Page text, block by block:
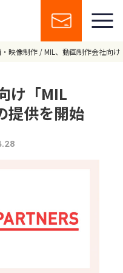
映像制作 MIL、動画制作会社向
け「MIL
提供を開始